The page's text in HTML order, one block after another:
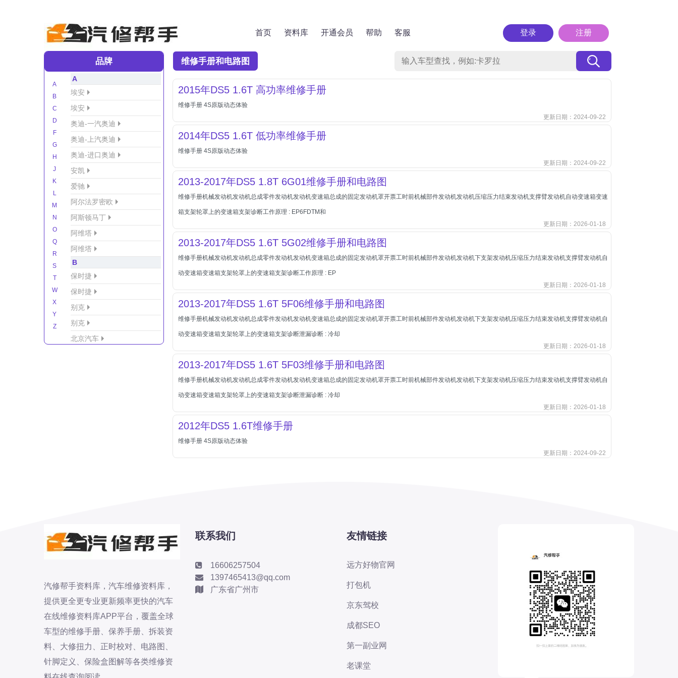
首页 资料库 开通会员 帮助 客服 登录 注册
品牌
A
B
C
D
F
G
H
J
K
L
M
N
O
Q
R
S
T
W
X
Y
Z
A
埃安
埃安
奥迪-一汽奥迪
奥迪-上汽奥迪
奥迪-进口奥迪
安凯
爱驰
阿尔法罗密欧
阿斯顿马丁
阿维塔
阿维塔
B
保时捷
保时捷
别克
别克
北京汽车
宝沃
宝骏
宾利
本田
本田-东风本田
本田-广州本田
本田-海外本田
维修手册和电路图
2015年DS5 1.6T 高功率维修手册
维修手册 4S原版动态体验
更新日期：2024-09-22
2014年DS5 1.6T 低功率维修手册
维修手册 4S原版动态体验
更新日期：2024-09-22
2013-2017年DS5 1.8T 6G01维修手册和电路图
维修手册机械发动机发动机总成零件发动机发动机变速箱总成的固定发动机罩开票工时前机械部件发动机发动机压缩压力结束发动机支撑臂发动机自动变速箱变速
箱支架轮罩上的变速箱支架诊断工作原理 : EP6FDTM和
更新日期：2026-01-18
2013-2017年DS5 1.6T 5G02维修手册和电路图
维修手册机械发动机发动机总成零件发动机发动机变速箱总成的固定发动机罩开票工时前机械部件发动机发动机下支架发动机压缩压力结束发动机支撑臂发动机自
动变速箱变速箱支架轮罩上的变速箱支架诊断工作原理 : EP
更新日期：2026-01-18
2013-2017年DS5 1.6T 5F06维修手册和电路图
维修手册机械发动机发动机总成零件发动机发动机变速箱总成的固定发动机罩开票工时前机械部件发动机发动机下支架发动机压缩压力结束发动机支撑臂发动机自
动变速箱变速箱支架轮罩上的变速箱支架诊断泄漏诊断 : 冷却
更新日期：2026-01-18
2013-2017年DS5 1.6T 5F03维修手册和电路图
维修手册机械发动机发动机总成零件发动机发动机变速箱总成的固定发动机罩开票工时前机械部件发动机发动机下支架发动机压缩压力结束发动机支撑臂发动机自
动变速箱变速箱支架轮罩上的变速箱支架诊断泄漏诊断 : 冷却
更新日期：2026-01-18
2012年DS5 1.6T维修手册
维修手册 4S原版动态体验
更新日期：2024-09-22
汽修帮手资料库，汽车维修资料库，
提供更全更专业更新频率更快的汽车
在线维修资料库APP平台，覆盖全球
车型的维修手册、保养手册、拆装资
料、大修扭力、正时校对、电路图、
针脚定义、保险盒图解等各类维修资
联系我们
16606257504
1397465413@qq.com
广东省广州市
友情链接
远方好物官网
打包机
京东驾校
成都SEO
第一副业网
老课堂